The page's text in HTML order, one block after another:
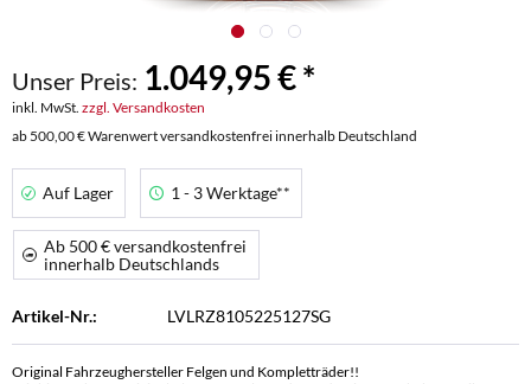
Unser Preis: 1.049,95 € *
inkl. MwSt. zzgl. Versandkosten
ab 500,00 € Warenwert versandkostenfrei innerhalb Deutschland
Auf Lager 1 - 3 Werktage**
Ab 500 € versandkostenfrei
innerhalb Deutschlands
Artikel-Nr.: LVLRZ8105225127SG
Original Fahrzeughersteller Felgen und Kompletträder!!